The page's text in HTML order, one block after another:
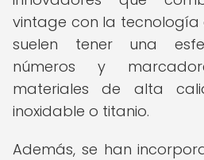
vintage con la tecnología
suelen tener una
números y
materiales de alta
inoxidable o titanio.
Además, se han